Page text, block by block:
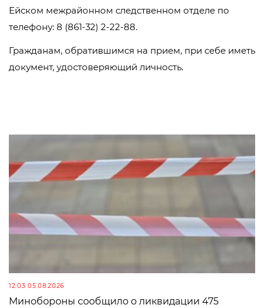
Ейском межрайонном следственном отделе по
телефону: 8 (861-32) 2-22-88.
Гражданам, обратившимся на прием, при себе иметь
документ, удостоверяющий личность.
12:03 05.08.2026
Минобороны сообщило о ликвидации 475